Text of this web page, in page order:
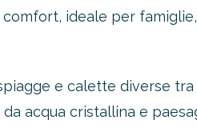
ideale per
e calette diverse
acqua cristallina e